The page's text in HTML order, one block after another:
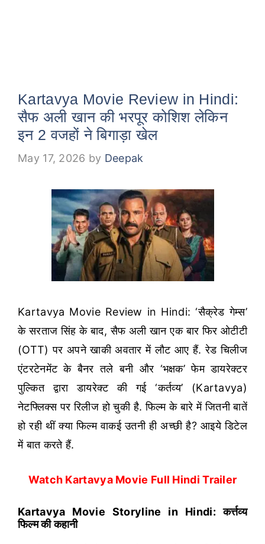
Kartavya Movie Review in Hindi:
सैफ अली खान की भरपूर कोशिश लेकिन
इन 2 वजहों ने बिगाड़ा खेल
May 17, 2026 by Deepak
Kartavya Movie Review in Hindi: ‘सैक्रेड गेम्स’
के सरताज सिंह के बाद, सैफ अली खान एक बार फिर ओटीटी
(OTT) पर अपने खाकी अवतार में लौट आए हैं. रेड चिलीज
एंटरटेनमेंट के बैनर तले बनी और ‘भक्षक’ फेम डायरेक्टर
पुल्कित द्वारा डायरेक्ट की गई ‘कर्तव्य’ (Kartavya)
नेटफ्लिक्स पर रिलीज हो चुकी है. फिल्म के बारे में जितनी बातें
हो रही थीं क्या फिल्म वाकई उतनी ही अच्छी है? आइये डिटेल
में बात करते हैं.
Watch Kartavya Movie Full Hindi Trailer
Kartavya Movie Storyline in Hindi: कर्त्तव्य
फिल्म की कहानी